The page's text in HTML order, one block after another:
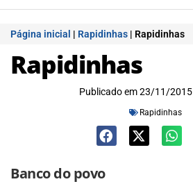
Página inicial | Rapidinhas | Rapidinhas
Rapidinhas
Publicado em 23/11/2015
Rapidinhas
Banco do povo